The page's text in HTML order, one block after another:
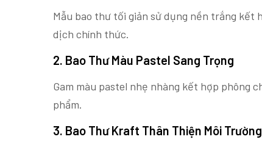
Mẫu bao thư tối giản sử dụng nền trắng kết
dịch chính thức.
2. Bao Thư Màu Pastel Sang Trọng
Gam màu pastel nhẹ nhàng kết hợp phông
phẩm.
3. Bao Thư Kraft Thân Thiện Môi Trường